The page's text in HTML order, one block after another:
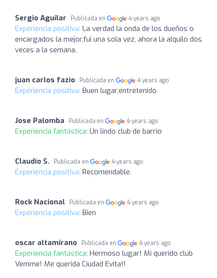
Sergio Aguilar Publicada en 4 years ago
Experiencia positiva: La verdad la onda de los dueños o
encargados la mejor,fui una sola vez, ahora la alquilo dos
veces a la semana.
juan carlos fazio Publicada en 4 years ago
Experiencia positiva: Buen lugar,entretenido
Jose Palomba Publicada en 4 years ago
Experiencia fantástica: Un lindo club de barrio
Claudio S. Publicada en 4 years ago
Experiencia positiva: Recomendable.
Rock Nacional Publicada en 4 years ago
Experiencia positiva: Bien
oscar altamirano Publicada en 4 years ago
Experiencia fantástica: Hermoso lugar! Mí querido club
Vemme! Me querida Ciudad Evita!!